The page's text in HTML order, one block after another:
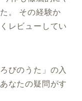
。 その経験か
レビューしてい
びのうた」の入
なたの疑問がす